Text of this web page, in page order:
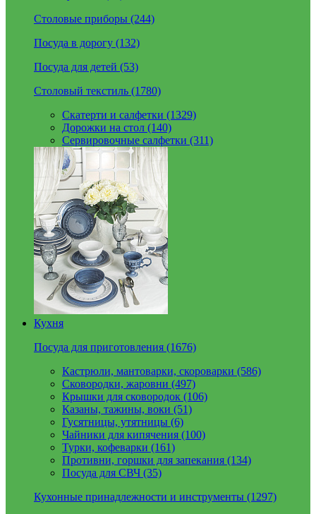
Столовые приборы (244)
Посуда в дорогу (132)
Посуда для детей (53)
Столовый текстиль (1780)
Скатерти и салфетки (1329)
Дорожки на стол (140)
Сервировочные салфетки (311)
Кухня
Посуда для приготовления (1676)
Кастрюли, мантоварки, скороварки (586)
Сковородки, жаровни (497)
Крышки для сковородок (106)
Казаны, тажины, воки (51)
Гусятницы, утятницы (6)
Чайники для кипячения (100)
Турки, кофеварки (161)
Противни, горшки для запекания (134)
Посуда для СВЧ (35)
Кухонные принадлежности и инструменты (1297)